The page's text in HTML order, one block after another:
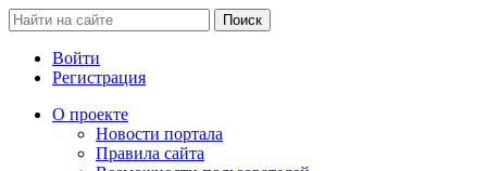
Войти
Регистрация
О проекте
Новости портала
Правила сайта